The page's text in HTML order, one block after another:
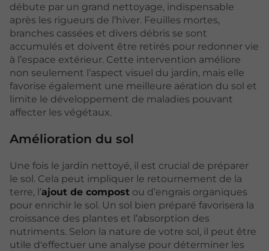
débute par un grand nettoyage, indispensable
après les rigueurs de l’hiver. Feuilles mortes,
branches cassées et divers débris se sont
accumulés et doivent être retirés pour redonner vie
à l’espace extérieur. Cette intervention améliore
non seulement l’aspect visuel du jardin, mais elle
favorise également une meilleure aération du sol et
limite le développement de maladies pouvant
affecter les végétaux.
Amélioration du sol
Une fois le jardin nettoyé, il est crucial de préparer
le sol. Cela peut impliquer le retournement de la
terre, l’ajout de compost ou d’engrais organiques
pour enrichir le sol. Un sol bien préparé favorisera la
croissance des plantes et l’absorption des
nutriments. Selon la nature de votre sol, il peut être
utile d'effectuer une analyse pour déterminer les